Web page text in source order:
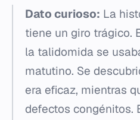
Dato curioso: La
tiene un giro trágico.
la talidomida se
matutino. Se
era eficaz, mientras
defectos congénitos.